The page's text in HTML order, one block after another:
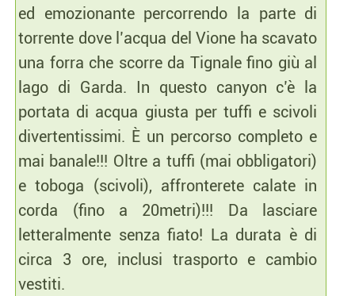
ed emozionante percorrendo la parte di
torrente dove l’acqua del Vione ha scavato
una forra che scorre da Tignale fino giù al
lago di Garda. In questo canyon c’è la
portata di acqua giusta per tuffi e scivoli
divertentissimi. È un percorso completo e
mai banale!!! Oltre a tuffi (mai obbligatori)
e toboga (scivoli), affronterete calate in
corda (fino a 20metri)!!! Da lasciare
letteralmente senza fiato! La durata è di
circa 3 ore, inclusi trasporto e cambio
vestiti.